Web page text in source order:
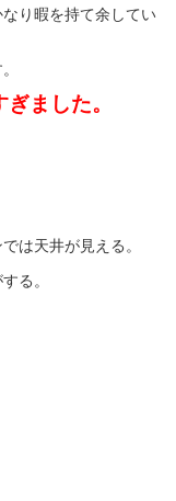
り暇を持て余してい
ました。
は天井が見える。
る。